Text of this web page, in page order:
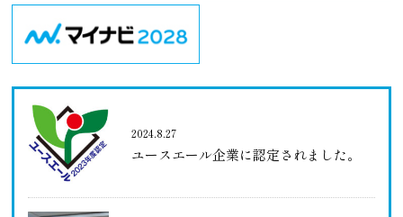
2024.8.27
ユースエール企業に認定されました。